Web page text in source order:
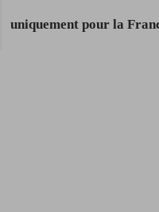
uniquement pour la